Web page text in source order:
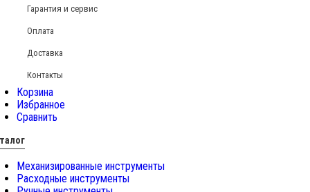
Гарантия и сервис
Оплата
Доставка
Контакты
Корзина
Избранное
Сравнить
Механизированные инструменты
Расходные инструменты